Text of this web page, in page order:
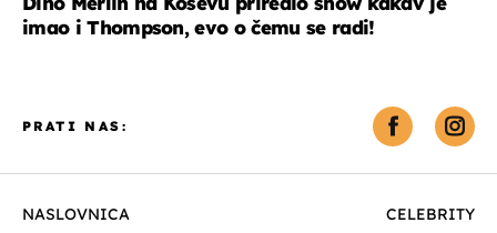
imao i Thompson, evo o čemu se radi!
NASLOVNICA
CELEBRITY
PRATI NAS: